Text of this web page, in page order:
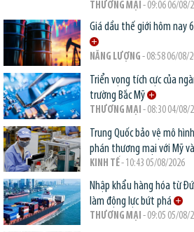
THƯƠNG MẠI - 09:06 06/08/
Giá dầu thế giới hôm nay
NĂNG LƯỢNG - 08:58 06/08/
Triển vọng tích cực của
trường Bắc Mỹ
THƯƠNG MẠI - 08:30 04/08/
Trung Quốc bảo vệ mô
phán thương mại với Mỹ và
KINH TẾ- 10:43 05/08/2026
Nhập khẩu hàng hóa từ
làm động lực bứt phá
THƯƠNG MẠI - 09:05 05/08/